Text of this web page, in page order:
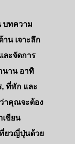
บทความ
น เจาะลึก
ละจัดการ
นาน อาทิ
, ที่พัก และ
ว่าคุณจะต้อง
เขียน
ยวญี่ปุ่นด้วย